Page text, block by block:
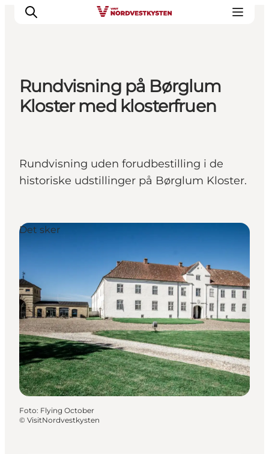
Feriesteder
Overnatning
Planlæg din ferie
Rundvisning på Børglum
Kloster med klosterfruen
Rundvisning uden forudbestilling i de
historiske udstillinger på Børglum Kloster.
Det sker
Foto: Flying October
© VisitNordvestkysten